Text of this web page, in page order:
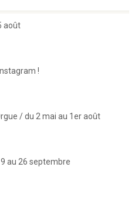
août
!
/ du 2 mai au 1er août
au 26 septembre